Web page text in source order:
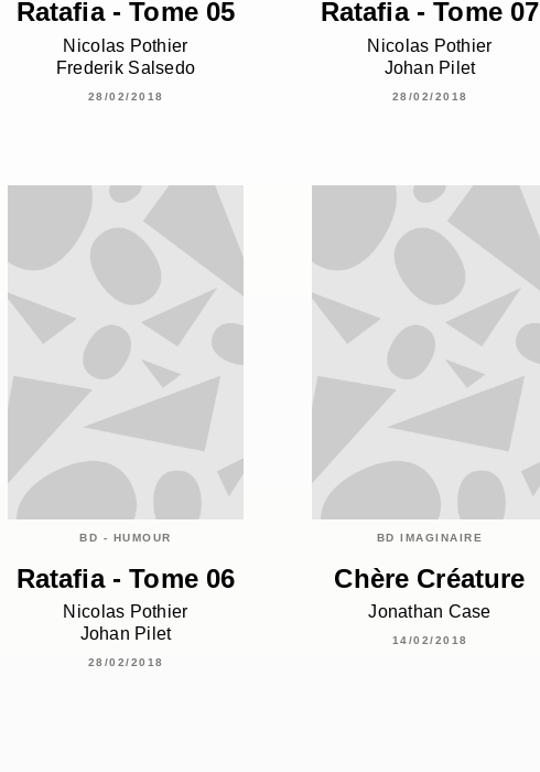
Ratafia - Tome 05
Nicolas Pothier
Frederik Salsedo
28/02/2018
Ratafia - Tome 07
Nicolas Pothier
Johan Pilet
28/02/2018
BD - HUMOUR
Ratafia - Tome 06
Nicolas Pothier
Johan Pilet
28/02/2018
BD IMAGINAIRE
Chère Créature
Jonathan Case
14/02/2018